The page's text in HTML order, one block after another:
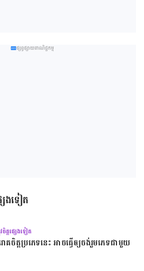
ផ្សព្វផ្សាយពាណិជ្ជកម្ម
េងទៀត
ចិត្តផ្សេងទៀត
គចិត្ត​ប្រភេទនេះ អាច​ធ្វើ​ឲ្យ​ចង់​រួម​ភេទ​ជា​មួយ​